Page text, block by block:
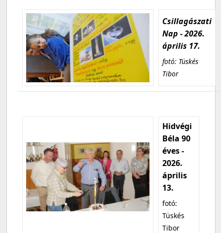
Csillagászati
Nap - 2026.
április 17.
fotó: Tüskés
Tibor
Hidvégi
Béla 90
éves -
2026.
április
13.
fotó:
Tüskés
Tibor